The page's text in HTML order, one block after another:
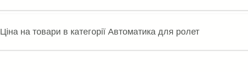
Ціна на товари в категорії Автоматика для ролет